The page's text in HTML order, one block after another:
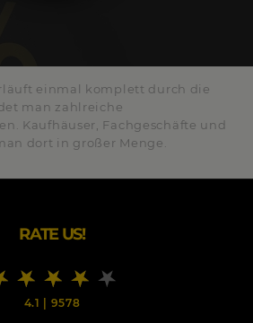
einmal komplett durch die
man zahlreiche
Kaufhäuser, Fachgeschäfte und
dort in großer Menge.
RATE US!
4.1 | 9578